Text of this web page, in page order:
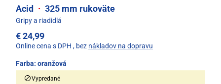
Acid · 325 mm rukoväte
Gripy a riadidlá
€ 24,99
Online cena s DPH , bez nákladov na dopravu
Farba: oranžová
Vypredané